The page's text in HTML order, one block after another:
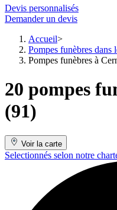
Devis personnalisés
Demander un devis
Accueil
Pompes funèbres dans
Pompes funèbres à
20 pompes
(91)
Voir la carte
Selectionnés selon notre